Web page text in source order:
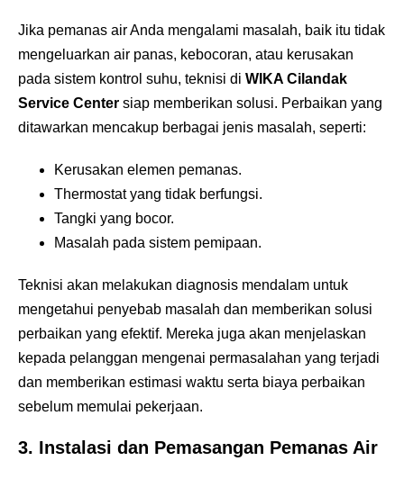
Jika pemanas air Anda mengalami masalah, baik itu tidak
mengeluarkan air panas, kebocoran, atau kerusakan
pada sistem kontrol suhu, teknisi di WIKA Cilandak
Service Center siap memberikan solusi. Perbaikan yang
ditawarkan mencakup berbagai jenis masalah, seperti:
Kerusakan elemen pemanas.
Thermostat yang tidak berfungsi.
Tangki yang bocor.
Masalah pada sistem pemipaan.
Teknisi akan melakukan diagnosis mendalam untuk
mengetahui penyebab masalah dan memberikan solusi
perbaikan yang efektif. Mereka juga akan menjelaskan
kepada pelanggan mengenai permasalahan yang terjadi
dan memberikan estimasi waktu serta biaya perbaikan
sebelum memulai pekerjaan.
3. Instalasi dan Pemasangan Pemanas Air